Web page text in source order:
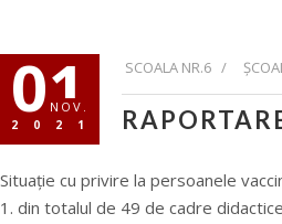
01
NOV.
2021
SCOALA NR.6 /
Situație cu privire la persoanele
din totalul de 49 de cadre